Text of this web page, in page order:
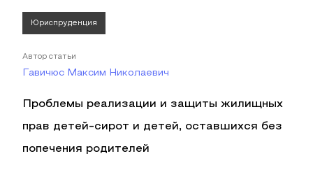
Юриспруденция
Автор статьи
Гавичюс Максим Николаевич
Проблемы реализации и защиты жилищных
прав детей-сирот и детей, оставшихся без
попечения родителей